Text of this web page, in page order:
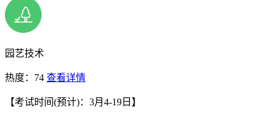
园艺技术
热度：74 查看详情
【考试时间(预计)：3月4-19日】